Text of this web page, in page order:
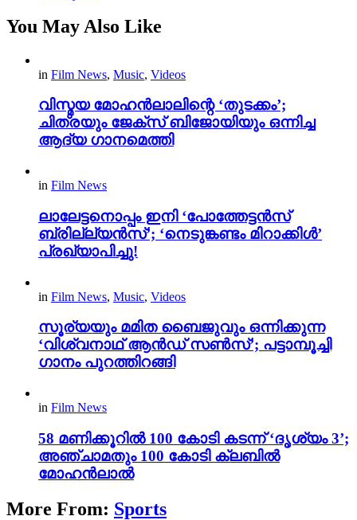
You May Also Like
in Film News, Music, Videos
വിസ്മയ മോഹൻലാലിന്റെ ‘തുടക്കം’;
ചിത്രയും ജേക്സ് ബിജോയിയും ഒന്നിച്ച
ആദ്യ ഗാനമെത്തി
in Film News
ലാലേട്ടനൊപ്പം ഇനി ‘പോത്തേട്ടൻസ്
ബ്രില്ല്യൻസ്’; ‘നെടുങ്കണ്ടം മിറാക്കിൾ’
പ്രഖ്യാപിച്ചു!
in Film News, Music, Videos
സൂര്യയും മമിത ബൈജുവും ഒന്നിക്കുന്ന
‘വിശ്വനാഥ് ആൻഡ് സൺസ്’; പട്ടാമ്പൂച്ചി
ഗാനം പുറത്തിറങ്ങി
in Film News
58 മണിക്കൂറിൽ 100 കോടി കടന്ന് ‘ദൃശ്യം 3’;
അഞ്ചാമതും 100 കോടി ക്ലബിൽ
മോഹൻലാൽ
More From: Sports